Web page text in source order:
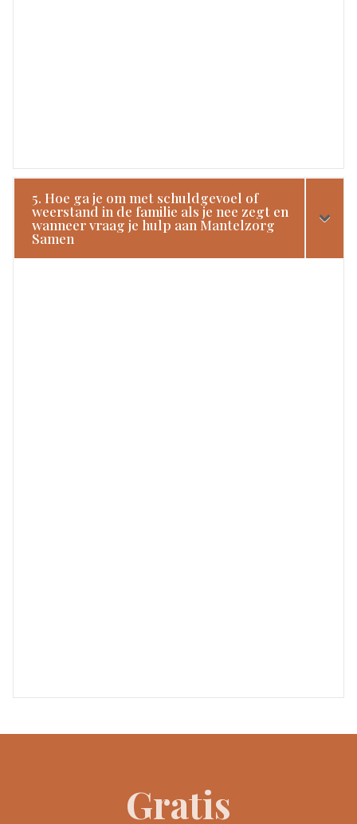
5. Hoe ga je om met schuldgevoel of
weerstand in de familie als je nee zegt en
wanneer vraag je hulp aan Mantelzorg
Samen
Gratis